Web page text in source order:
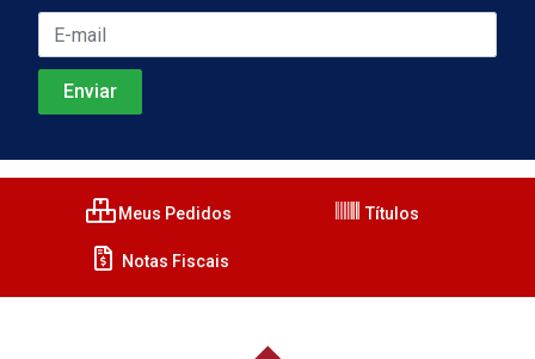
Meus Pedidos Títulos
Notas Fiscais